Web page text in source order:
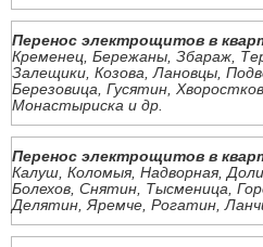
Перенос электрощитов в
Кременец, Бережаны, Збараж,
Залещики, Козова, Лановцы,
Березовица, Гусятин,
Монастыриска и др.
Перенос электрощитов в
Калуш, Коломыя, Надворная,
Болехов, Снятин, Тысменица,
Делятин, Яремче, Рогатин,